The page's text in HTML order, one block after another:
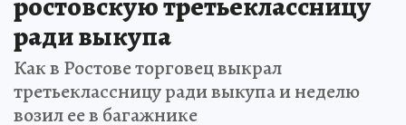
ради выкупа
Как в Ростове торговец выкрал
третьеклассницу ради выкупа и неделю
возил ее в багажнике